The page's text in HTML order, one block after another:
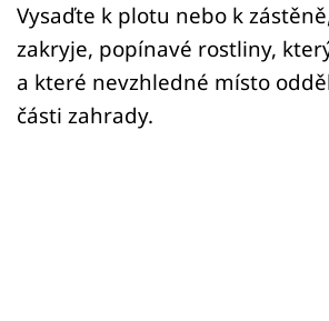
Vysaďte k plotu nebo k
zakryje, popínavé rostliny,
a které nevzhledné místo
části zahrady.